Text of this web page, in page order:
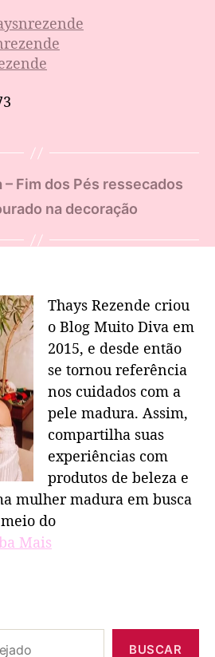
Fim dos Pés ressecados
na decoração
Thays Rezende criou
o Blog Muito Diva em
2015, e desde então
se tornou referência
nos cuidados com a
pele madura. Assim,
compartilha suas
experiências com
produtos de beleza e
mulher madura em busca
do
Mais
BUSCAR